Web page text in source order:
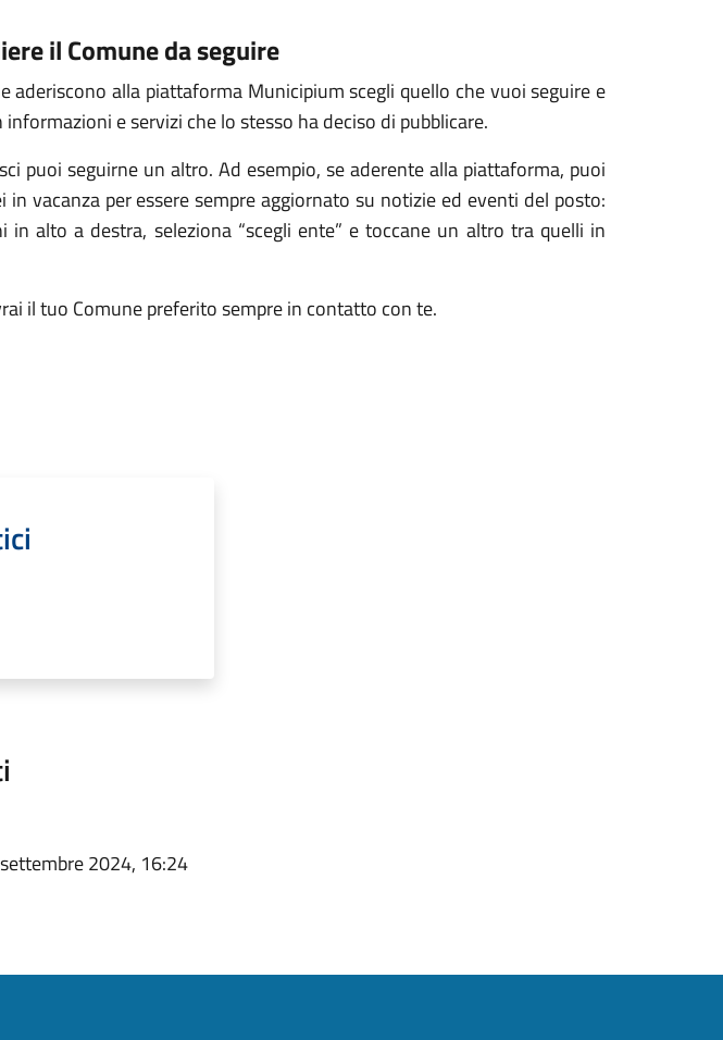
il Comune da seguire
aderiscono alla piattaforma Municipium scegli quello che vuoi seguire e
e servizi che lo stesso ha deciso di pubblicare.
puoi seguirne un altro. Ad esempio, se aderente alla piattaforma, puoi
in vacanza per essere sempre aggiornato su notizie ed eventi del posto:
in alto a destra, seleziona “scegli ente” e toccane un altro tra quelli in
il tuo Comune preferito sempre in contatto con te.
2024, 16:24